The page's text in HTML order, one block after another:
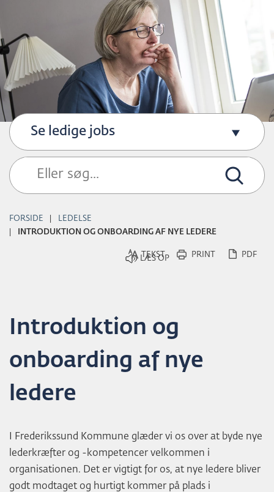
P
T
I
L
E
S
N
Se ledige jobs
FORSIDE
LEDELSE
INTRODUKTION OG ONBOARDING AF NYE LEDERE
TEKST PRINT PDF
Introduktion og
onboarding af nye
ledere
I Frederikssund Kommune glæder vi os over at byde nye
lederkræfter og -kompetencer velkommen i
organisationen. Det er vigtigt for os, at nye ledere bliver
godt modtaget og hurtigt kommer på plads i